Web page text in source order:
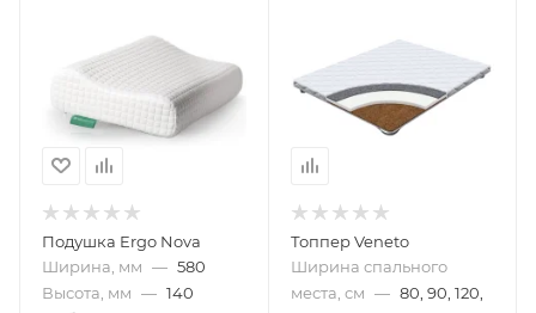
Подушка Ergo Nova
Ширина, мм — 580
Высота, мм — 140
Топпер Veneto
Ширина спального
места, см — 80, 90, 120,